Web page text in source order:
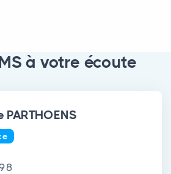
à votre écoute
PARTHOENS